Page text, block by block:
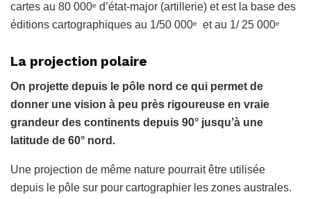
cartes au 80 000e d’état-major (artillerie) et est la base des
éditions cartographiques au 1/50 000e et au 1/ 25 000e
La projection polaire
On projette depuis le pôle nord ce qui permet de
donner une vision à peu près rigoureuse en vraie
grandeur des continents depuis 90° jusqu’à une
latitude de 60° nord.
Une projection de même nature pourrait être utilisée
depuis le pôle sur pour cartographier les zones australes.